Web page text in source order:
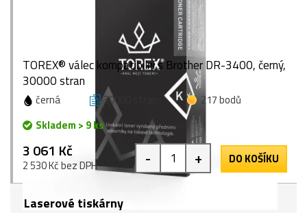
TOREX® válec kompatibilní s Brother DR-3400, černý,
30000 stran
černá 30000 stran
217 bodů
Skladem > 9 ks
3 061 Kč
2 530 Kč bez DPH - + DO KOŠÍKU
Laserové tiskárny